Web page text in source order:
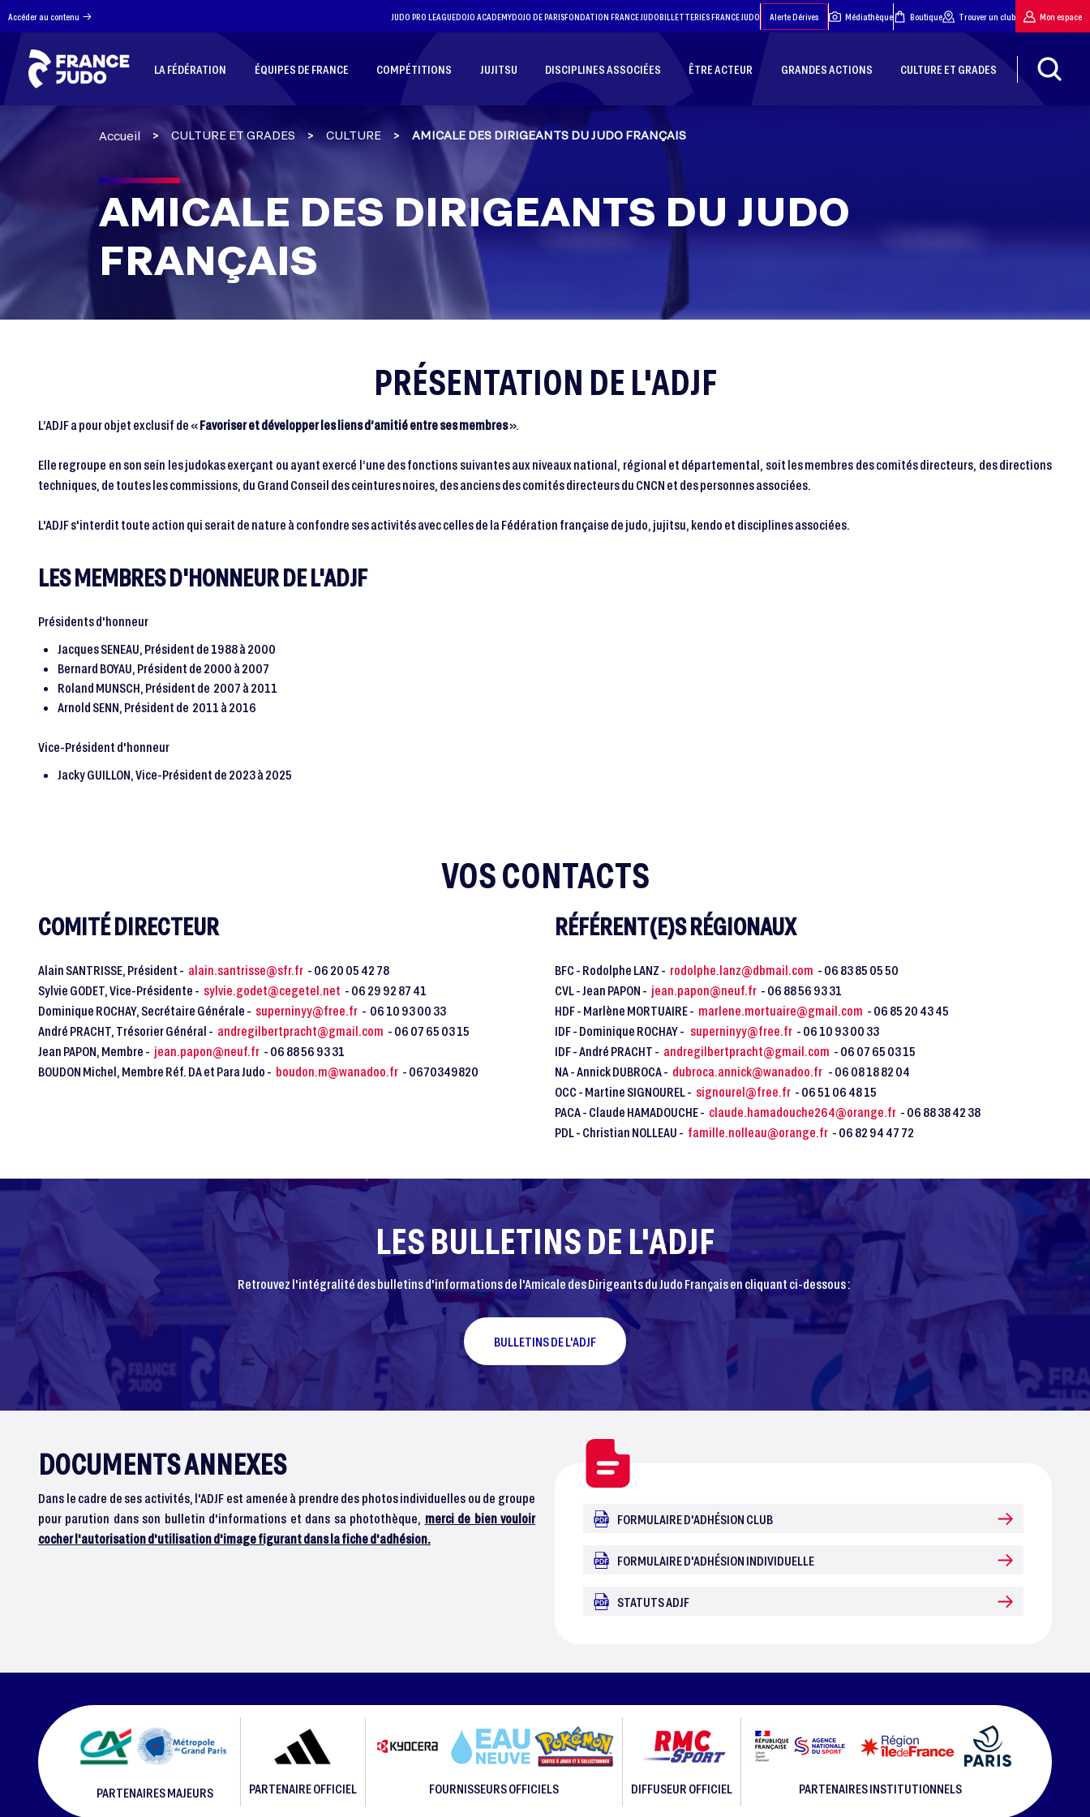
Accéder au contenu JUDO PRO LEAGUEDOJO ACADEMYDOJO DE PARISFONDATION FRANCE JUDOBILLETTERIES FRANCE JUDO Alerte Dérives Médiathèque Boutique Trouver un club Mon espace
LA FÉDÉRATION ÉQUIPES DE FRANCE COMPÉTITIONS JUJITSU DISCIPLINES ASSOCIÉES ÊTRE ACTEUR GRANDES ACTIONS CULTURE ET GRADES
Accueil CULTURE ET GRADES CULTURE AMICALE DES DIRIGEANTS DU JUDO FRANÇAIS
AMICALE DES DIRIGEANTS DU JUDO
FRANÇAIS
PRÉSENTATION DE L'ADJF
L’ADJF a pour objet exclusif de «Favoriser et développer les liens d’amitié entre ses membres».
Elle regroupe en son sein les judokas exerçant ou ayant exercé l’une des fonctions suivantes aux niveaux national, régional et départemental, soit les membres des comités directeurs, des directions
techniques, de toutes les commissions, du Grand Conseil des ceintures noires, des anciens des comités directeurs du CNCN et des personnes associées.
L'ADJF s'interdit toute action qui serait de nature à confondre ses activités avec celles de la Fédération française de judo, jujitsu, kendo et disciplines associées.
LES MEMBRES D'HONNEUR DE L'ADJF
Présidents d'honneur
Jacques SENEAU, Président de 1988 à 2000
Bernard BOYAU, Président de 2000 à 2007
Roland MUNSCH, Président de 2007 à 2011
Arnold SENN, Président de 2011 à 2016
Vice-Président d'honneur
Jacky GUILLON, Vice-Président de 2023 à 2025
VOS CONTACTS
COMITÉ DIRECTEUR
Alain SANTRISSE, Président - alain.santrisse@sfr.fr - 06 20 05 42 78
Sylvie GODET, Vice-Présidente - sylvie.godet@cegetel.net - 06 29 92 87 41
Dominique ROCHAY, Secrétaire Générale - superninyy@free.fr - 06 10 93 00 33
André PRACHT, Trésorier Général - andregilbertpracht@gmail.com - 06 07 65 03 15
Jean PAPON, Membre - jean.papon@neuf.fr - 06 88 56 93 31
BOUDON Michel, Membre Réf. DA et Para Judo - boudon.m@wanadoo.fr - 0670349820
RÉFÉRENT(E)S RÉGIONAUX
BFC - Rodolphe LANZ - rodolphe.lanz@dbmail.com - 06 83 85 05 50
CVL - Jean PAPON - jean.papon@neuf.fr - 06 88 56 93 31
HDF - Marlène MORTUAIRE - marlene.mortuaire@gmail.com - 06 85 20 43 45
IDF - Dominique ROCHAY - superninyy@free.fr - 06 10 93 00 33
IDF - André PRACHT - andregilbertpracht@gmail.com - 06 07 65 03 15
NA - Annick DUBROCA - dubroca.annick@wanadoo.fr - 06 08 18 82 04
OCC - Martine SIGNOUREL - signourel@free.fr - 06 51 06 48 15
PACA - Claude HAMADOUCHE - claude.hamadouche264@orange.fr - 06 88 38 42 38
PDL - Christian NOLLEAU - famille.nolleau@orange.fr - 06 82 94 47 72
LES BULLETINS DE L'ADJF
Retrouvez l'intégralité des bulletins d'informations de l'Amicale des Dirigeants du Judo Français en cliquant ci-dessous :
BULLETINS DE L'ADJF
DOCUMENTS ANNEXES
Dans le cadre de ses activités, l'ADJF est amenée à prendre des photos individuelles ou de groupe
pour parution dans son bulletin d'informations et dans sa photothèque, merci de bien vouloir
cocher l'autorisation d'utilisation d'image figurant dans la fiche d'adhésion.
FORMULAIRE D'ADHÉSION CLUB
FORMULAIRE D'ADHÉSION INDIVIDUELLE
STATUTS ADJF
PARTENAIRES MAJEURS PARTENAIRE OFFICIEL FOURNISSEURS OFFICIELS DIFFUSEUR OFFICIEL PARTENAIRES INSTITUTIONNELS
Panneau de gestion des cookies